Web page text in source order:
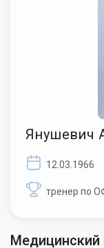
Янушевич
12.03.1966
тренер по
Медицинский